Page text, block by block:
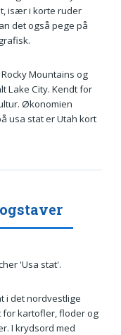
især i korte ruder
det også pege på
Mountains og
Lake City. Kendt for
Økonomien
usa stat er Utah kort
'Usa stat'.
i det nordvestlige
for kartofler, floder og
I krydsord med